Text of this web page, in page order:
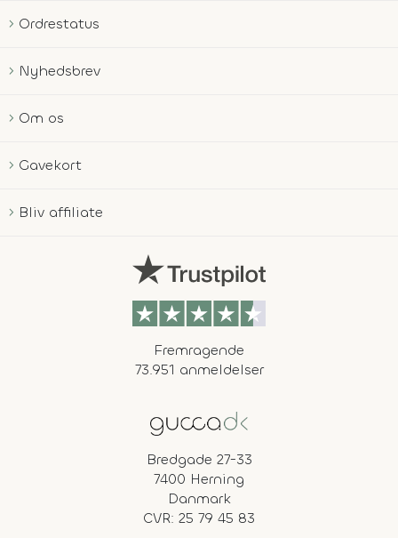
Ordrestatus
Nyhedsbrev
Om os
Gavekort
Bliv affiliate
Fremragende
73.951 anmeldelser
Bredgade 27-33
7400 Herning
Danmark
CVR: 25 79 45 83